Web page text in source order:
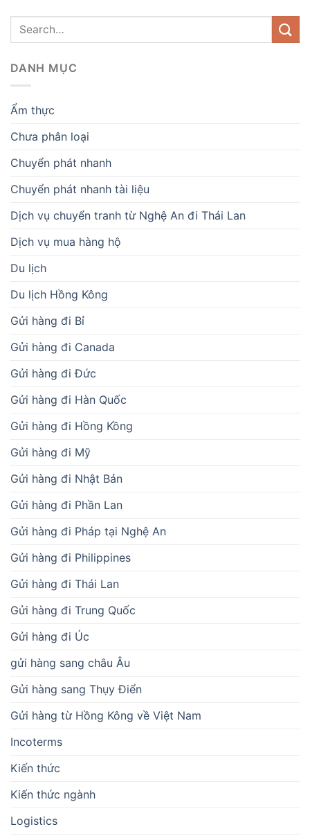
DANH MỤC
Ẩm thực
Chưa phân loại
Chuyển phát nhanh
Chuyển phát nhanh tài liệu
Dịch vụ chuyển tranh từ Nghệ An đi Thái Lan
Dịch vụ mua hàng hộ
Du lịch
Du lịch Hồng Kông
Gửi hàng đi Bỉ
Gửi hàng đi Canada
Gửi hàng đi Đức
Gửi hàng đi Hàn Quốc
Gửi hàng đi Hồng Kồng
Gửi hàng đi Mỹ
Gửi hàng đi Nhật Bản
Gửi hàng đi Phần Lan
Gửi hàng đi Pháp tại Nghệ An
Gửi hàng đi Philippines
Gửi hàng đi Thái Lan
Gửi hàng đi Trung Quốc
Gửi hàng đi Úc
gửi hàng sang châu Âu
Gửi hàng sang Thụy Điển
Gửi hàng từ Hồng Kông về Việt Nam
Incoterms
Kiến thức
Kiến thức ngành
Logistics